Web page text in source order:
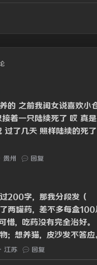
的 之前我闺女说喜欢小
着一只陆续死了 哎 真
过了几天 照样陆续的死
贵州 回复
200字，那我分段发（
两罐药，差不多每盒
惜，吃药没有完全治好。
；想养猫，皮沙发不答应
江苏 回复